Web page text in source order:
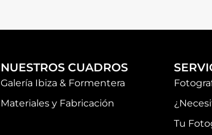
NUESTROS CUADROS
Galería Ibiza & Formentera
Materiales y Fabricación
Tu